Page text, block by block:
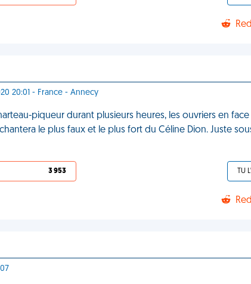
20:01 - France - Annecy
piqueur durant plusieurs heures, les ouvriers en
le plus faux et le plus fort du Céline Dion. Juste
3 953 TU